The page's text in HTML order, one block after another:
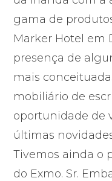
gama de
Marker Hotel em
presença de
mais
mobiliário de
oportunidade de
últimas
Tivemos ainda o
do Exmo. Sr.